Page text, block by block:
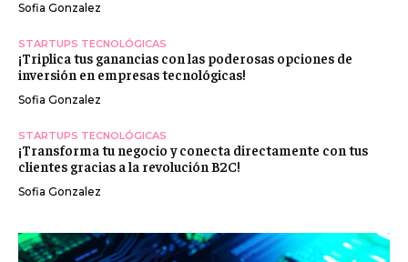
Sofia Gonzalez
STARTUPS TECNOLÓGICAS
¡Triplica tus ganancias con las poderosas opciones de
inversión en empresas tecnológicas!
Sofia Gonzalez
STARTUPS TECNOLÓGICAS
¡Transforma tu negocio y conecta directamente con tus
clientes gracias a la revolución B2C!
Sofia Gonzalez